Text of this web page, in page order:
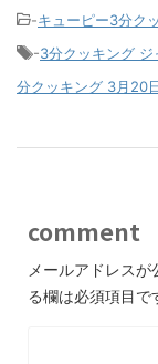
-キューピー3分ク
-3分クッキング ジ
分クッキング 3月20
comment
メールアドレスが
る欄は必須項目で